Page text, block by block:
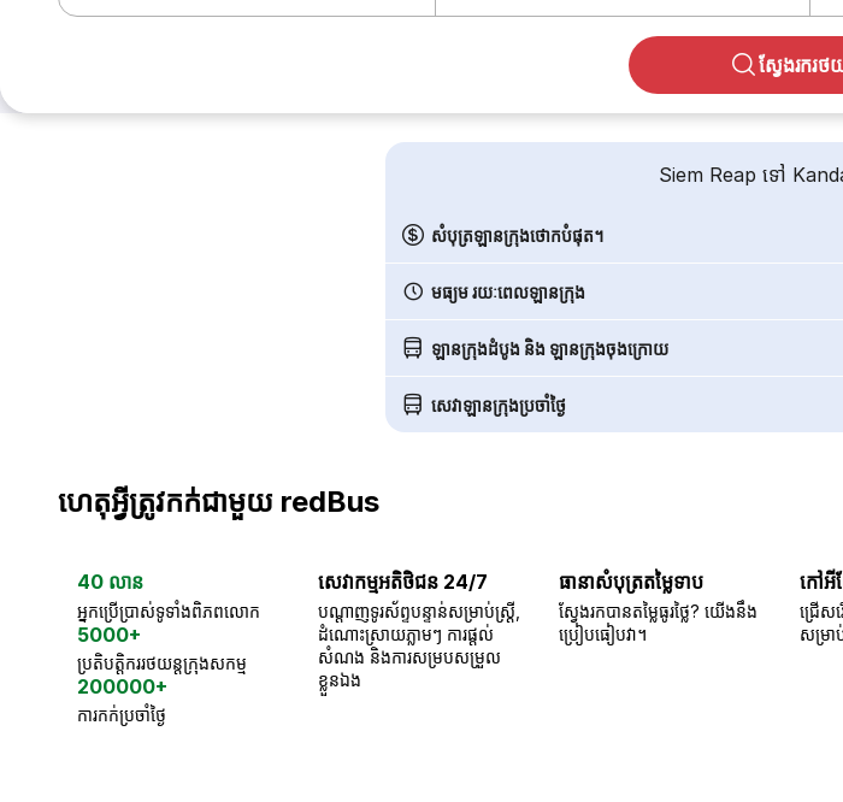
ស្វែងរករថ
Siem Reap ទៅ
សំបុត្រឡានក្រុងថោកបំផុត។
មធ្យម រយៈពេលឡានក្រុង
ឡានក្រុងដំបូង និង ឡានក្រុងចុងក្រោយ
សេវាឡានក្រុងប្រចាំថ្ងៃ
ហេតុអ្វីត្រូវកក់ជាមួយ redBus
40 លាន
អ្នកប្រើប្រាស់ទូទាំងពិភពលោក
5000+
ប្រតិបត្តិកររថយន្តក្រុងសកម្ម
200000+
ការកក់ប្រចាំថ្ងៃ
សេវាកម្មអតិថិជន 24/7
បណ្តាញទូរស័ព្ទបន្ទាន់សម្រាប់ស្ត្រី,
ដំណោះស្រាយភ្លាមៗ ការផ្តល់
សំណង និងការសម្របសម្រួល
ខ្លួនឯង
ធានាសំបុត្រតម្លៃទាប
ស្វែងរកបានតម្លៃធូរថ្លៃ? យើងនឹង
ប្រៀបធៀបវា។
កៅអី
ជ្រើស
សម្រា